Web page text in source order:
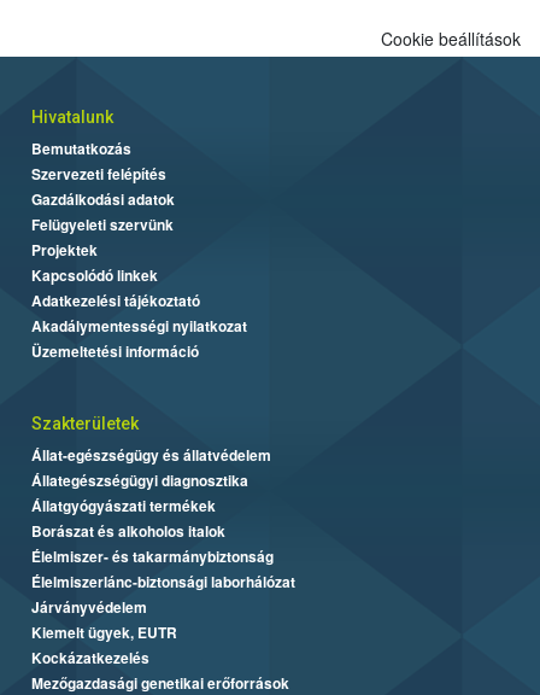
Cookie beállítások
Hivatalunk
Bemutatkozás
Szervezeti felépítés
Gazdálkodási adatok
Felügyeleti szervünk
Projektek
Kapcsolódó linkek
Adatkezelési tájékoztató
Akadálymentességi nyilatkozat
Üzemeltetési információ
Szakterületek
Állat-egészségügy és állatvédelem
Állategészségügyi diagnosztika
Állatgyógyászati termékek
Borászat és alkoholos italok
Élelmiszer- és takarmánybiztonság
Élelmiszerlánc-biztonsági laborhálózat
Járványvédelem
Kiemelt ügyek, EUTR
Kockázatkezelés
Mezőgazdasági genetikai erőforrások